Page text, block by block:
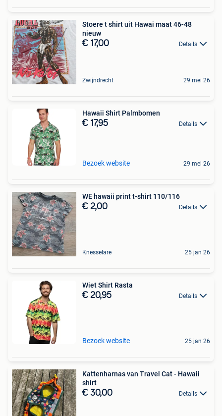
Stoere t shirt uit Hawai maat 46-48
nieuw
€ 17,00 Details
Zwijndrecht 29 mei 26
Hawaii Shirt Palmbomen
€ 17,95 Details
Bezoek website 29 mei 26
WE hawaii print t-shirt 110/116
€ 2,00 Details
Knesselare 25 jan 26
Wiet Shirt Rasta
€ 20,95 Details
Bezoek website 25 jan 26
Kattenharnas van Travel Cat - Hawaii
shirt
€ 30,00 Details